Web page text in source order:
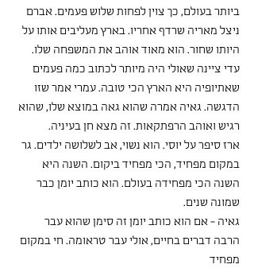
ביותר בעולם, כך צוין לפחות שלוש פעמים. אברם
ניצל מאריה שרדף אחריו. בארץ מעליבים אותו על
היותו שחור. הוא מאוד אוהב את המשפחה שלו.
עדי ציינה שאולי היה מיותר לכתוב כמה פעמים
שאתיופיה היא הארץ הכי טובה. עמרי אמר שזו
הדגשה. גאיה אמרה שהוא גאה במוצא שלו, שהוא
רגיש ואוהב הרפתקאות. זה מצא חן בעיניה.
ארז סיפר על יוסי. הוא נשוי, אב לשלושה ילדים. גר
במקום מפחיד, הכי מפחיד ביקום. השנה היא
השנה הכי מפחידה בעולם. הוא כותב יומן כבר
שמונה שנים.
גאיה - אם הוא כותב יומן זה סימן שהוא עבר
הרבה דברים בחיים, אולי עבר טראומה. חי במקום
מפחיד